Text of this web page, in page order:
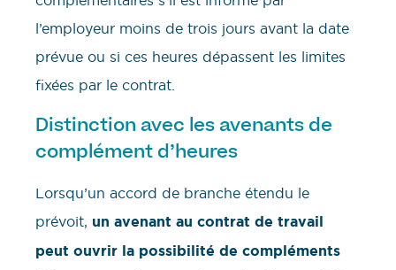
l’employeur moins de trois jours avant la date
prévue ou si ces heures dépassent les limites
fixées par le contrat.
Distinction avec les avenants de
complément d’heures
Lorsqu’un accord de branche étendu le
prévoit, un avenant au contrat de travail
peut ouvrir la possibilité de compléments